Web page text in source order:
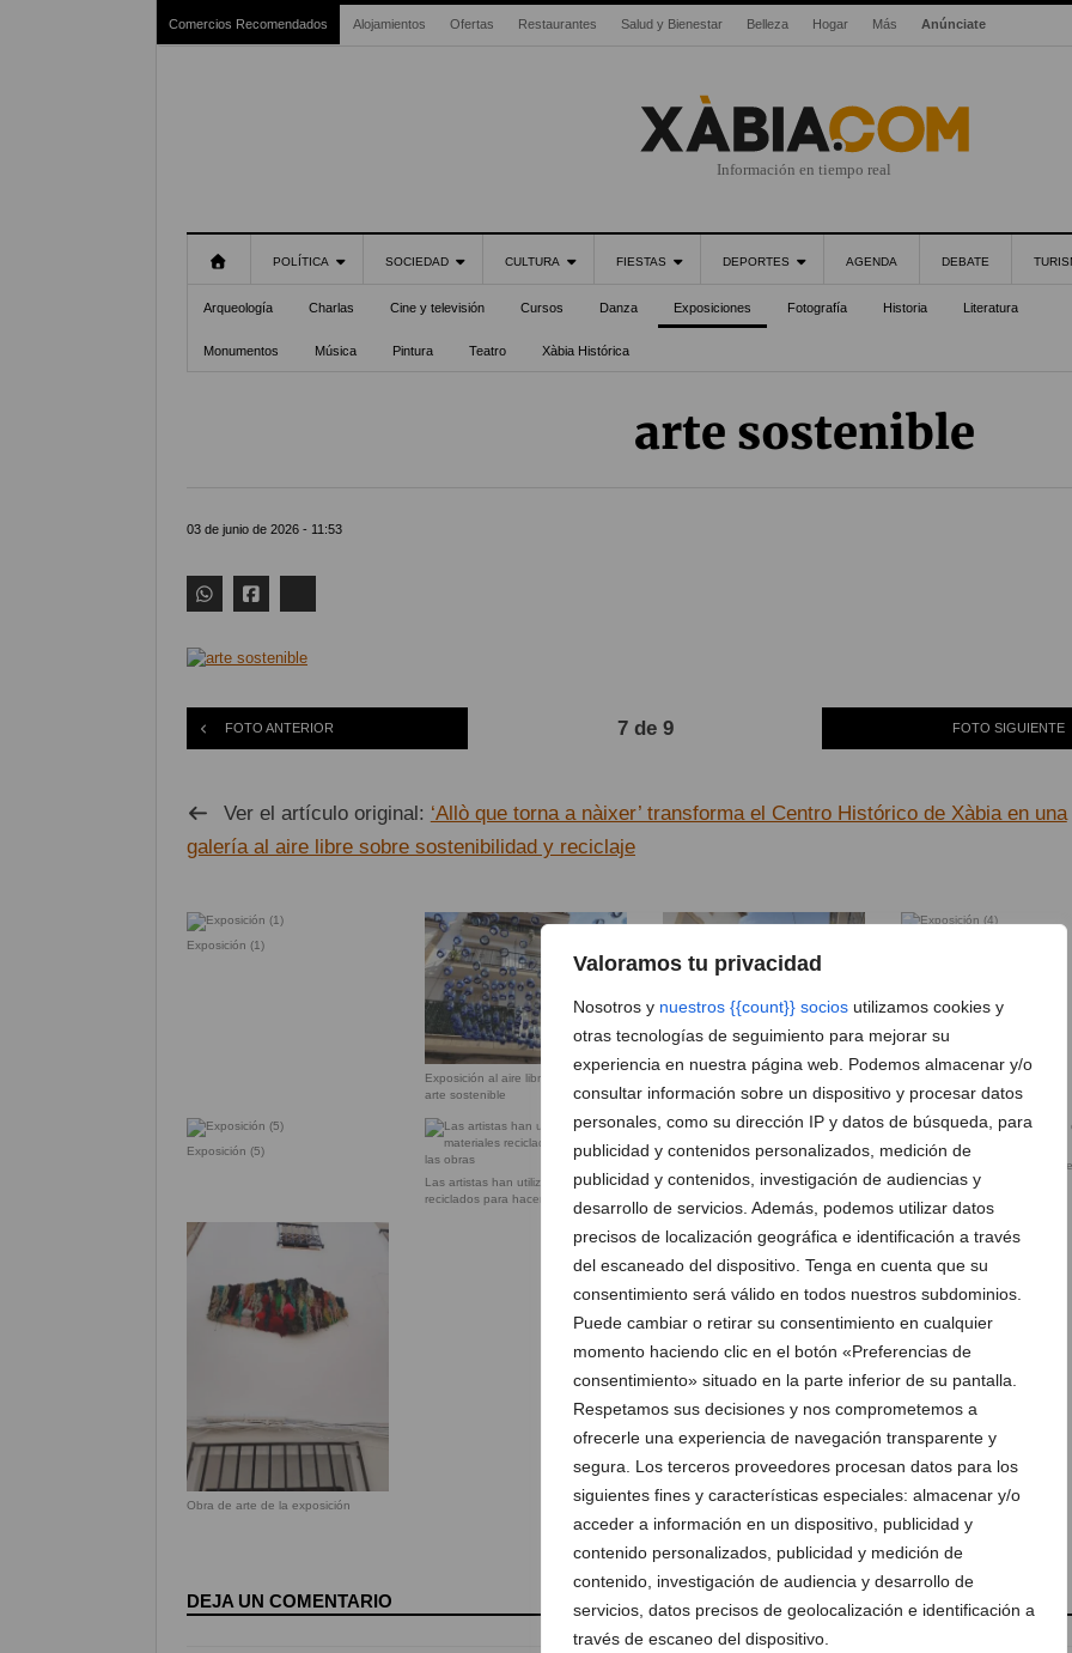
Valoramos tu privacidad
Nosotros y nuestros {{count}} socios utilizamos cookies y
otras tecnologías de seguimiento para mejorar su
experiencia en nuestra página web. Podemos almacenar y/o
consultar información sobre un dispositivo y procesar datos
personales, como su dirección IP y datos de búsqueda, para
publicidad y contenidos personalizados, medición de
publicidad y contenidos, investigación de audiencias y
desarrollo de servicios. Además, podemos utilizar datos
precisos de localización geográfica e identificación a través
del escaneado del dispositivo. Tenga en cuenta que su
consentimiento será válido en todos nuestros subdominios.
Puede cambiar o retirar su consentimiento en cualquier
momento haciendo clic en el botón «Preferencias de
consentimiento» situado en la parte inferior de su pantalla.
Respetamos sus decisiones y nos comprometemos a
ofrecerle una experiencia de navegación transparente y
segura. Los terceros proveedores procesan datos para los
siguientes fines y características especiales: almacenar y/o
acceder a información en un dispositivo, publicidad y
contenido personalizados, publicidad y medición de
contenido, investigación de audiencia y desarrollo de
servicios, datos precisos de geolocalización e identificación a
través de escaneo del dispositivo.
Comercios Recomendados Alojamientos Ofertas Restaurantes Salud y Bienestar Belleza Hogar Más Anúnciate
Información en tiempo real
POLÍTICA SOCIEDAD CULTURA FIESTAS DEPORTES AGENDA DEBATE
Arqueología Charlas Cine y televisión Cursos Danza Exposiciones Fotografía Historia Literatura
Monumentos Música Pintura Teatro Xàbia Histórica
arte sostenible
03 de junio de 2026 - 11:53
FOTO ANTERIOR 7 de 9 FOTO SIGUIENTE
Ver el artículo original: ‘Allò que torna a nàixer’ transforma el Centro Histórico de Xàbia en una
galería al aire libre sobre sostenibilidad y reciclaje
Exposición (1)
Exposición al aire libre con obras de
arte sostenible
Exposición (5)
Las artistas han utilizado materiales
reciclados para hacer las obras
arte sostenible
Obra de la exposición ‘Allò
torna a nàixer’
Obra de arte de la exposición
DEJA UN COMENTARIO